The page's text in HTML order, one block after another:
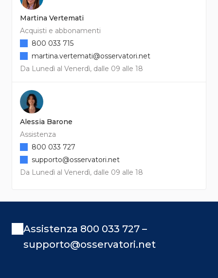
Martina Vertemati
Acquisti e abbonamenti
Da Lunedì al Venerdì, dalle 09 alle 18
800 033 715
martina.vertemati@osservatori.net
Alessia Barone
Assistenza
Da Lunedì al Venerdì, dalle 09 alle 18
800 033 727
supporto@osservatori.net
Assistenza 800 033 727 –
supporto@osservatori.net